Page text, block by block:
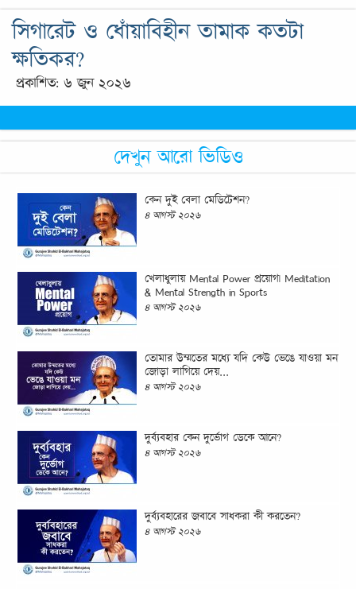
সিগারেট ও ধোঁয়াবিহীন তামাক কতটা
ক্ষতিকর?
প্রকাশিত: ৬ জুন ২০২৬
দেখুন আরো ভিডিও
কেন দুই বেলা মেডিটেশন?
৪ আগস্ট ২০২৬
খেলাধুলায় Mental Power প্রয়োগ| Meditation
& Mental Strength in Sports
৪ আগস্ট ২০২৬
তোমার উম্মতের মধ্যে যদি কেউ ভেঙে যাওয়া মন
জোড়া লাগিয়ে দেয়...
৪ আগস্ট ২০২৬
দুর্ব্যবহার কেন দুর্ভোগ ডেকে আনে?
৪ আগস্ট ২০২৬
দুর্ব্যবহারের জবাবে সাধকরা কী করতেন?
৪ আগস্ট ২০২৬